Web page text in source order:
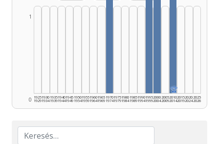
0
1
1925
1929
1930
1934
1935
1939
1940
1944
1945
1949
1950
1954
1955
1959
1960
1964
1965
1969
1970
1974
1975
1979
1980
1984
1985
1989
1990
1994
1995
1999
2000
2004
2005
2009
🏆
2010
2014
2015
2019
2020
2024
2025
2026